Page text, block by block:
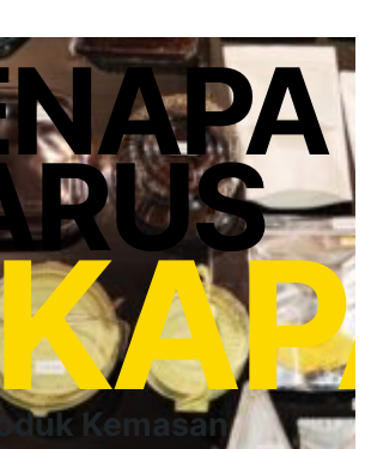
Kemasan